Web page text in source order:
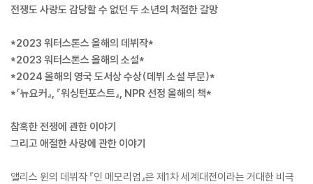
전쟁도 사랑도 감당할 수 없던 두 소년의 처절한 갈망
*2023 워터스톤스 올해의 데뷔작*
*2023 워터스톤스 올해의 소설*
*2024 올해의 영국 도서상 수상(데뷔 소설 부문)*
*『뉴요커』, 『워싱턴포스트』, NPR 선정 올해의 책*
참혹한 전쟁에 관한 이야기
그리고 애절한 사랑에 관한 이야기
앨리스 윈의 데뷔작 『인 메모리엄』은 제1차 세계대전이라는 거대한 비극